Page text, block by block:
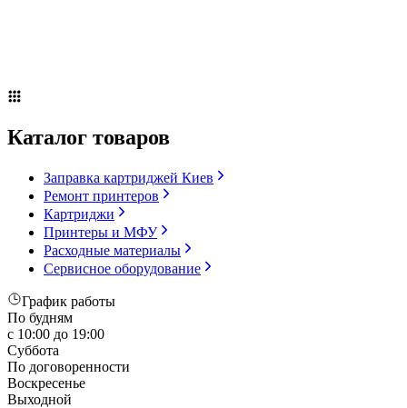
Каталог товаров
Заправка картриджей Киев
Ремонт принтеров
Картриджи
Принтеры и МФУ
Расходные материалы
Сервисное оборудование
График работы
По будням
с 10:00 до 19:00
Суббота
По договоренности
Воскресенье
Выходной